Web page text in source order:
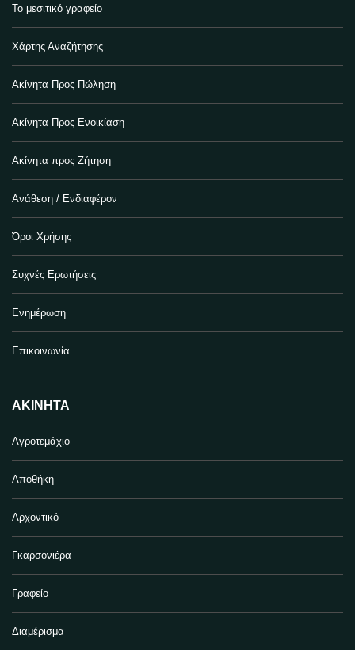
Το μεσιτικό γραφείο
Χάρτης Αναζήτησης
Ακίνητα Προς Πώληση
Ακίνητα Προς Ενοικίαση
Ακίνητα προς Ζήτηση
Ανάθεση / Ενδιαφέρον
Όροι Χρήσης
Συχνές Ερωτήσεις
Ενημέρωση
Επικοινωνία
ΑΚΊΝΗΤΑ
Αγροτεμάχιο
Αποθήκη
Αρχοντικό
Γκαρσονιέρα
Γραφείο
Διαμέρισμα